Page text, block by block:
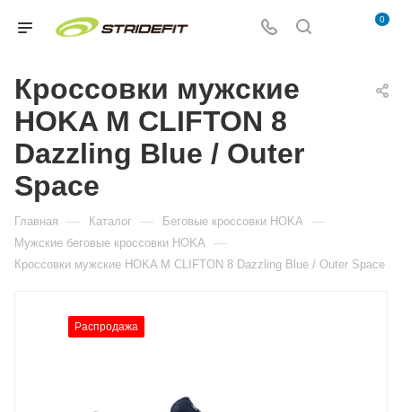
0
Кроссовки мужские
HOKA M CLIFTON 8
Dazzling Blue / Outer
Space
Главная — Каталог — Беговые кроссовки HOKA —
Мужские беговые кроссовки HOKA —
Кроссовки мужские HOKA M CLIFTON 8 Dazzling Blue / Outer Space
Распродажа